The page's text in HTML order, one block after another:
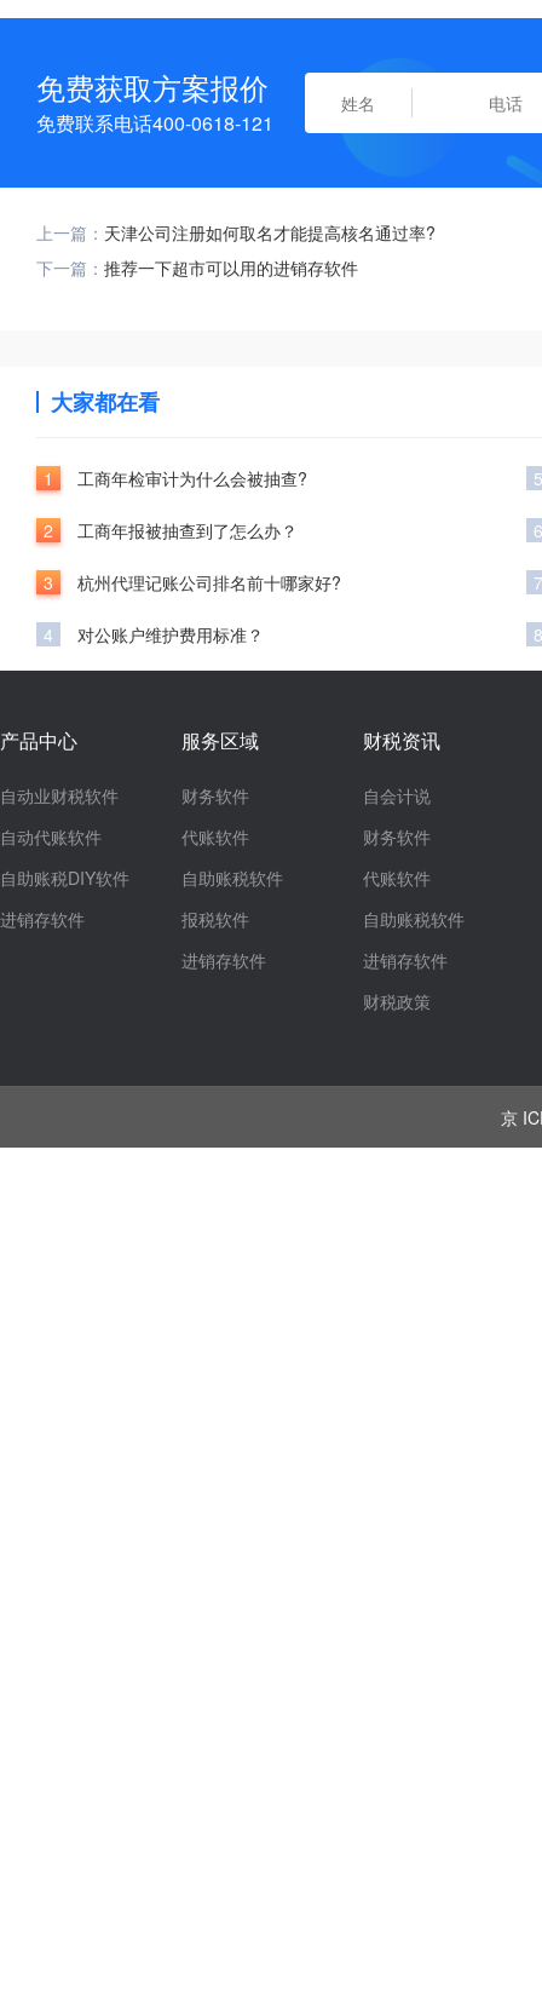
免费获取方案报价
免费联系电话400-0618-121
上一篇： 天津公司注册如何取名才能提高核名通过率?
下一篇： 推荐一下超市可以用的进销存软件
大家都在看
1 工商年检审计为什么会被抽查?
2 工商年报被抽查到了怎么办？
3 杭州代理记账公司排名前十哪家好?
4 对公账户维护费用标准？
5
6
7
8
产品中心
自动业财税软件
自动代账软件
自助账税DIY软件
进销存软件
服务区域
财务软件
代账软件
自助账税软件
报税软件
进销存软件
财税资讯
自会计说
财务软件
代账软件
自助账税软件
进销存软件
财税政策
京